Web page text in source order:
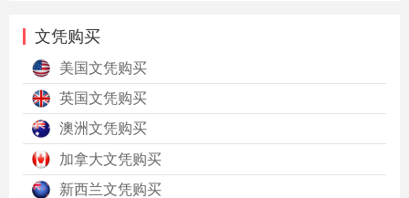
文凭购买
美国文凭购买
英国文凭购买
澳洲文凭购买
加拿大文凭购买
新西兰文凭购买